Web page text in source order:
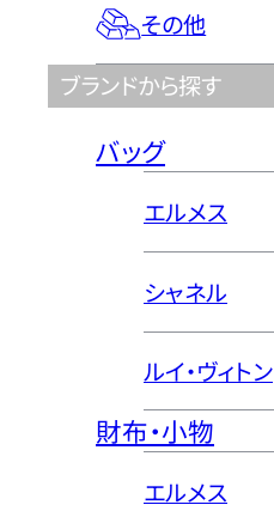
その他
ブランドから探す
バッグ
エルメス
シャネル
ルイ・ヴィトン
財布・小物
エルメス